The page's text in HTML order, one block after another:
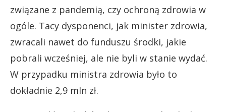
związane z pandemią, czy ochroną zdrowia w
ogóle. Tacy dysponenci, jak minister zdrowia,
zwracali nawet do funduszu środki, jakie
pobrali wcześniej, ale nie byli w stanie wydać.
W przypadku ministra zdrowia było to
dokładnie 2,9 mln zł.